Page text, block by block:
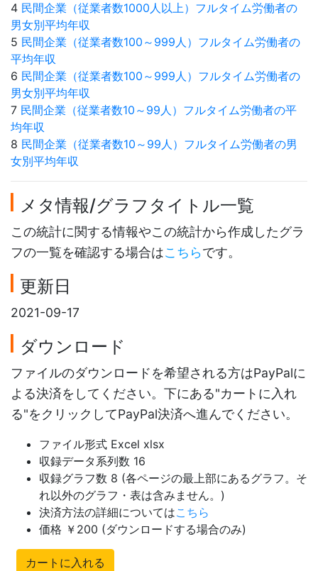
4 民間企業（従業者数1000人以上）フルタイム労働者の
男女別平均年収
5 民間企業（従業者数100～999人）フルタイム労働者の
平均年収
6 民間企業（従業者数100～999人）フルタイム労働者の
男女別平均年収
7 民間企業（従業者数10～99人）フルタイム労働者の平
均年収
8 民間企業（従業者数10～99人）フルタイム労働者の男
女別平均年収
メタ情報/グラフタイトル一覧
この統計に関する情報やこの統計から作成したグラ
フの一覧を確認する場合はこちらです。
更新日
2021-09-17
ダウンロード
ファイルのダウンロードを希望される方はPayPalに
よる決済をしてください。下にある"カートに入れ
る"をクリックしてPayPal決済へ進んでください。
ファイル形式 Excel xlsx
収録データ系列数 16
収録グラフ数 8 (各ページの最上部にあるグラフ。そ
れ以外のグラフ・表は含みません。)
決済方法の詳細についてはこちら
価格 ￥200 (ダウンロードする場合のみ)
カートに入れる